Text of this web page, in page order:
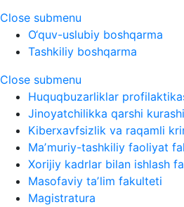
Close submenu
O‘quv-uslubiy boshqarma
Tashkiliy boshqarma
Close submenu
Huquqbuzarliklar
Jinoyatchilikka qarshi
Kiberxavfsizlik va raqamli
Maʼmuriy-tashkiliy faoliyat
Xorijiy kadrlar bilan ishlash
Masofaviy taʼlim fakulteti
Magistratura